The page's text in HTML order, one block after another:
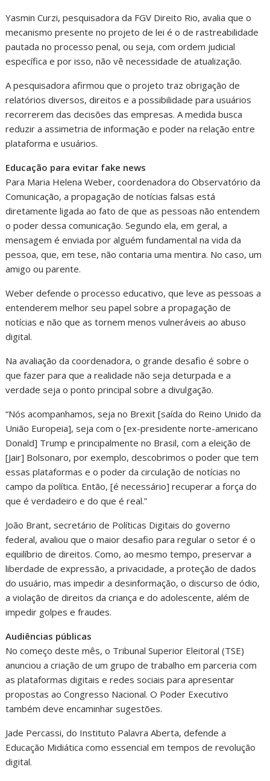
Yasmin Curzi, pesquisadora da FGV Direito Rio, avalia que o
mecanismo presente no projeto de lei é o de rastreabilidade
pautada no processo penal, ou seja, com ordem judicial
específica e por isso, não vê necessidade de atualização.
A pesquisadora afirmou que o projeto traz obrigação de
relatórios diversos, direitos e a possibilidade para usuários
recorrerem das decisões das empresas. A medida busca
reduzir a assimetria de informação e poder na relação entre
plataforma e usuários.
Educação para evitar fake news
Para Maria Helena Weber, coordenadora do Observatório da
Comunicação, a propagação de notícias falsas está
diretamente ligada ao fato de que as pessoas não entendem
o poder dessa comunicação. Segundo ela, em geral, a
mensagem é enviada por alguém fundamental na vida da
pessoa, que, em tese, não contaria uma mentira. No caso, um
amigo ou parente.
Weber defende o processo educativo, que leve as pessoas a
entenderem melhor seu papel sobre a propagação de
notícias e não que as tornem menos vulneráveis ao abuso
digital.
Na avaliação da coordenadora, o grande desafio é sobre o
que fazer para que a realidade não seja deturpada e a
verdade seja o ponto principal sobre a divulgação.
“Nós acompanhamos, seja no Brexit [saída do Reino Unido da
União Europeia], seja com o [ex-presidente norte-americano
Donald] Trump e principalmente no Brasil, com a eleição de
[Jair] Bolsonaro, por exemplo, descobrimos o poder que tem
essas plataformas e o poder da circulação de notícias no
campo da política. Então, [é necessário] recuperar a força do
que é verdadeiro e do que é real.”
João Brant, secretário de Políticas Digitais do governo
federal, avaliou que o maior desafio para regular o setor é o
equilíbrio de direitos. Como, ao mesmo tempo, preservar a
liberdade de expressão, a privacidade, a proteção de dados
do usuário, mas impedir a desinformação, o discurso de ódio,
a violação de direitos da criança e do adolescente, além de
impedir golpes e fraudes.
Audiências públicas
No começo deste mês, o Tribunal Superior Eleitoral (TSE)
anunciou a criação de um grupo de trabalho em parceria com
as plataformas digitais e redes sociais para apresentar
propostas ao Congresso Nacional. O Poder Executivo
também deve encaminhar sugestões.
Jade Percassi, do Instituto Palavra Aberta, defende a
Educação Midiática como essencial em tempos de revolução
digital.